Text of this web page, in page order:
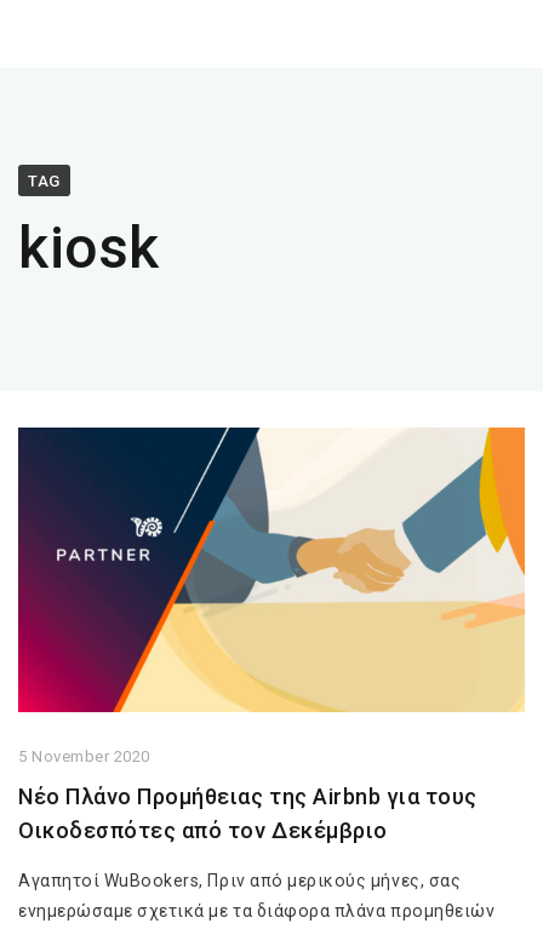
TAG
kiosk
5 November 2020
Νέο Πλάνο Προμήθειας της Airbnb για τους
Οικοδεσπότες από τον Δεκέμβριο
Αγαπητοί WuBookers, Πριν από μερικούς μήνες, σας
ενημερώσαμε σχετικά με τα διάφορα πλάνα προμηθειών